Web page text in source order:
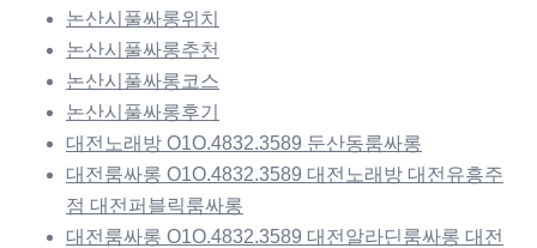
논산시풀싸롱위치
논산시풀싸롱추천
논산시풀싸롱코스
논산시풀싸롱후기
대전노래방 O1O.4832.3589 둔산동룸싸롱
대전룸싸롱 O1O.4832.3589 대전노래방 대전유흥주
점 대전퍼블릭룸싸롱
대전룸싸롱 O1O.4832.3589 대전알라딘룸싸롱 대전